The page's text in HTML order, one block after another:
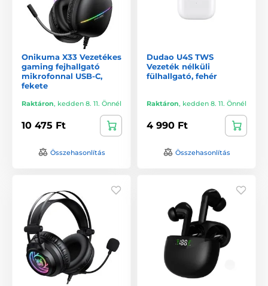
Onikuma X33 Vezetékes
gaming fejhallgató
mikrofonnal USB-C,
fekete
Raktáron, kedden 8. 11. Önnél
10 475 Ft
Összehasonlítás
Dudao U4S TWS
Vezeték nélküli
fülhallgató, fehér
Raktáron, kedden 8. 11. Önnél
4 990 Ft
Összehasonlítás